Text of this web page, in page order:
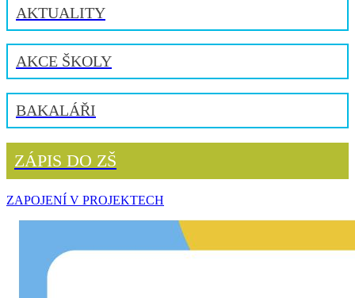
AKTUALITY
AKCE ŠKOLY
BAKALÁŘI
ZÁPIS DO ZŠ
ZAPOJENÍ V PROJEKTECH